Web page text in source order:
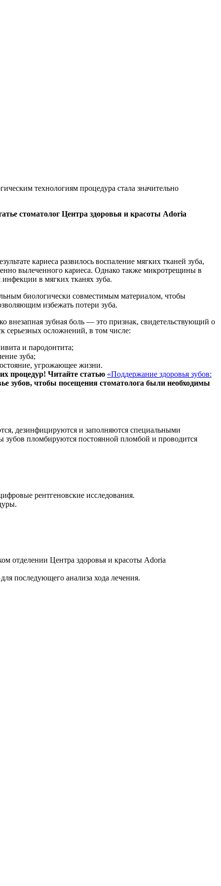
технологиям процедура стала значительно
стоматолог Центра здоровья и красоты Adoria
кариеса развилось воспаление мягких тканей зуба,
вылеченного кариеса. Однако также микротрещины в
в мягких тканях зуба.
биологически совместимым материалом, чтобы
избежать потери зуба.
внезапная зубная боль — это признак, свидетельствующий о
серьезных осложнений, в том числе:
и пародонтита;
зуба;
угрожающее жизни.
процедур! Читайте статью «Поддержание здоровья зубов:
зубов, чтобы посещения стоматолога были необходимы
дезинфицируются и заполняются специальными
зубов пломбируются постоянной пломбой и проводится
рентгеновские исследования.
отделении Центра здоровья и красоты Adoria
последующего анализа хода лечения.